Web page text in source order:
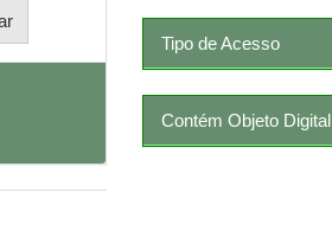
Tipo de Acesso
Contém Objeto Digital